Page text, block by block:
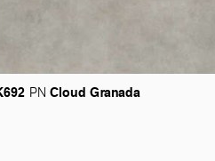
PN Cloud Granada